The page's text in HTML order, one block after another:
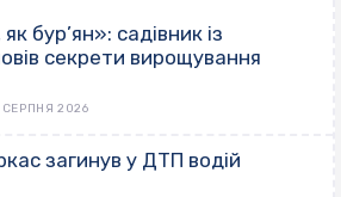
бур’ян»: садівник із
секрети вирощування
СЕРПНЯ 2026
загинув у ДТП водій